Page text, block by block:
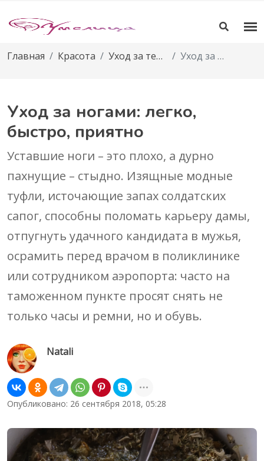
Главная Красота Уход за телом Уход за ногами: легко, быстро, приятно
Уход за ногами: легко,
быстро, приятно
Уставшие ноги – это плохо, а дурно
пахнущие – стыдно. Изящные модные
туфли, источающие запах солдатских
сапог, способны поломать карьеру дамы,
отпугнуть удачного кандидата в мужья,
осрамить перед врачом в поликлинике
или сотрудником аэропорта: часто на
таможенном пункте просят снять не
только часы и ремни, но и обувь.
Natali
Опубликовано: 26 сентября 2018, 05:28